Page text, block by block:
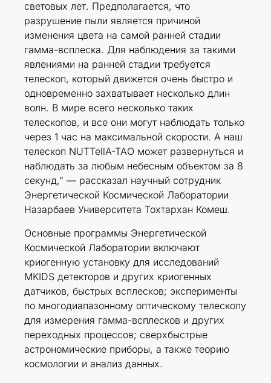
световых лет. Предполагается, что
разрушение пыли является причиной
изменения цвета на самой ранней стадии
гамма-всплеска. Для наблюдения за такими
явлениями на ранней стадии требуется
телескоп, который движется очень быстро и
одновременно захватывает несколько длин
волн. В мире всего несколько таких
телескопов, и все они могут наблюдать только
через 1 час на максимальной скорости. А наш
телескоп NUTTellA-TAO может развернуться и
наблюдать за любым небесным объектом за 8
секунд,” — рассказал научный сотрудник
Энергетической Космической Лаборатории
Назарбаев Университета Тохтархан Комеш.
Основные программы Энергетической
Космической Лаборатории включают
криогенную установку для исследований
MKIDS детекторов и других криогенных
датчиков, быстрых всплесков; эксперименты
по многодиапазонному оптическому телескопу
для измерения гамма-всплесков и других
переходных процессов; сверхбыстрые
астрономические приборы, а также теорию
космологии и анализ данных.